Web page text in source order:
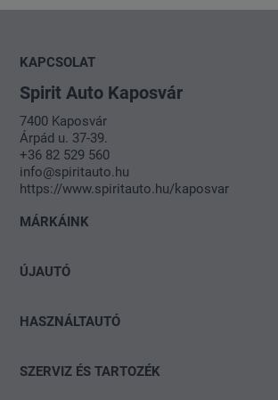
KAPCSOLAT
Spirit Auto Kaposvár
7400 Kaposvár
Árpád u. 37-39.
+36 82 529 560
info@spiritauto.hu
https://www.spiritauto.hu/kaposvar
MÁRKÁINK
Audi
CUPRA
ÚJAUTÓ
Ajánlatok és akciók
Konfigurálás
HASZNÁLTAUTÓ
Részletes keresés
SZERVIZ ÉS TARTOZÉK